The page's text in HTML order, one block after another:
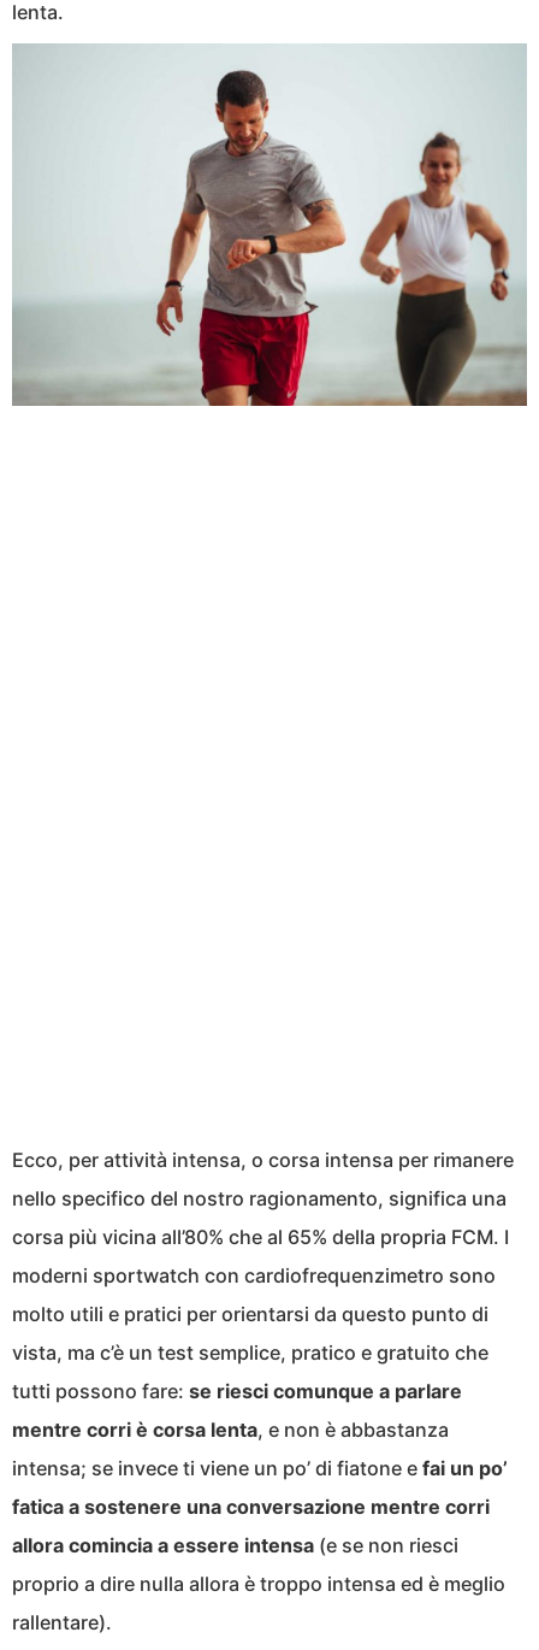
lenta.
Ecco, per attività intensa, o corsa intensa per rimanere
nello specifico del nostro ragionamento, significa una
corsa più vicina all’80% che al 65% della propria FCM. I
moderni sportwatch con cardiofrequenzimetro sono
molto utili e pratici per orientarsi da questo punto di
vista, ma c’è un test semplice, pratico e gratuito che
tutti possono fare: se riesci comunque a parlare
mentre corri è corsa lenta, e non è abbastanza
intensa; se invece ti viene un po’ di fiatone e fai un po’
fatica a sostenere una conversazione mentre corri
allora comincia a essere intensa (e se non riesci
proprio a dire nulla allora è troppo intensa ed è meglio
rallentare).